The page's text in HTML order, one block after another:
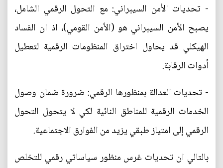
- تحديات الأمن السيبراني: مع التحول الرقمي الشامل،
يصبح الأمن السيبراني هو (الأمن القومي)، اذ ان الفساد
الهيكلي قد يحاول اختراق المنظومات الرقمية لتعطيل
أدوات الرقابة.
- تحديات العدالة بمنظورها الرقمي: ضرورة ضمان وصول
الخدمات الرقمية للمناطق النائية لكي لا يتحول التحول
الرقمي إلى امتياز طبقي يزيد من الفوارق الاجتماعية.
بالتالي ان تحديات غرس منظور سياساتي رقمي للتخلص